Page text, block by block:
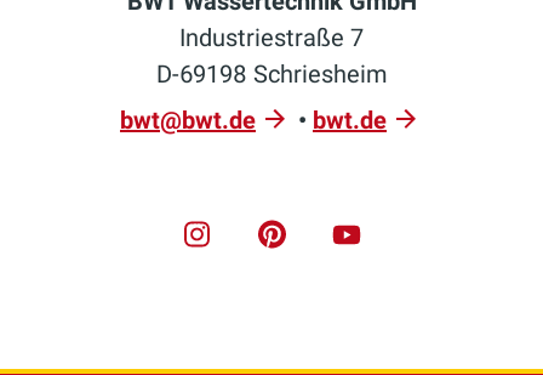
Industriestraße 7
D-69198 Schriesheim
bwt@bwt.de
• bwt.de